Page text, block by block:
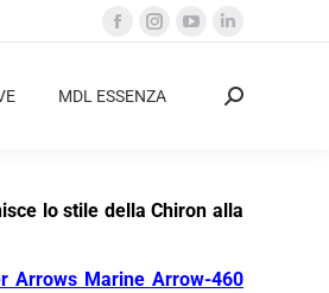
Facebook
opens
Instagram
opens
YouTube
opens
Linkedin
opens
MDL ESSENZA Cerca:
lo stile della Chiron alla
Arrows Marine Arrow-460